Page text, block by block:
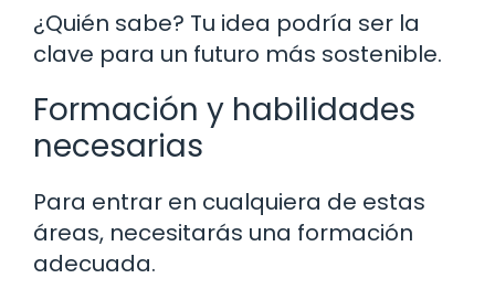
¿Quién sabe? Tu idea podría ser la
clave para un futuro más sostenible.
Formación y habilidades
necesarias
Para entrar en cualquiera de estas
áreas, necesitarás una formación
adecuada.